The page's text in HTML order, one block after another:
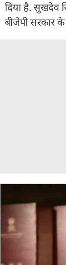
दिया है. सुखदेव
बीजेपी सरकार